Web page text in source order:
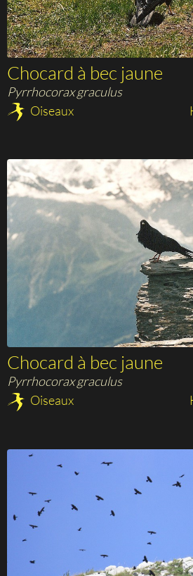
Chocard à bec jaune
Pyrrhocorax graculus
Oiseaux
Chocard à bec jaune
Pyrrhocorax graculus
Oiseaux